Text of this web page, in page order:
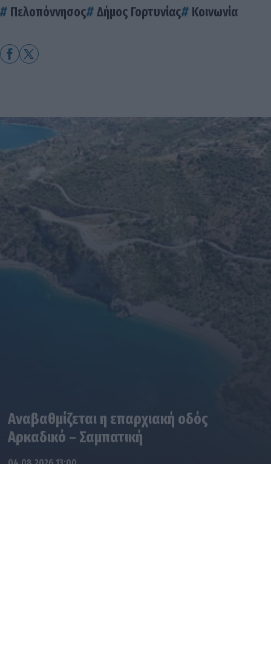
Πελοπόννησος Δήμος Γορτυνίας Κοινωνία
Αναβαθμίζεται η επαρχιακή οδός
Αρκαδικό – Σαμπατική
04.08.2026 13:00